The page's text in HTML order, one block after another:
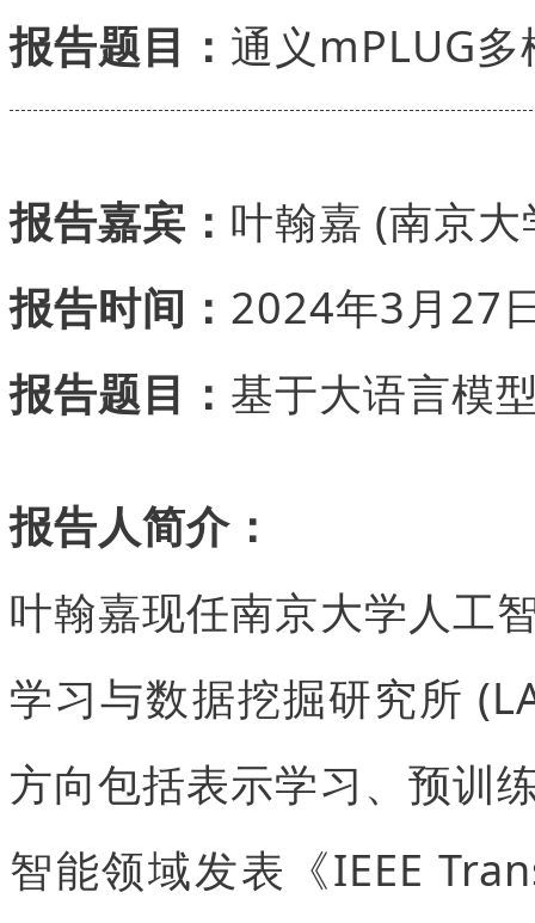
报告题目： 通义mPLUG
报告嘉宾： 叶翰嘉 (南京大
报告时间： 2024年3月27
报告题目： 基于大语言模
报告人简介：
叶翰嘉现任南京大学人工
学习与数据挖掘研究所
方向包括表示学习、预训
智能领域发表《IEEE